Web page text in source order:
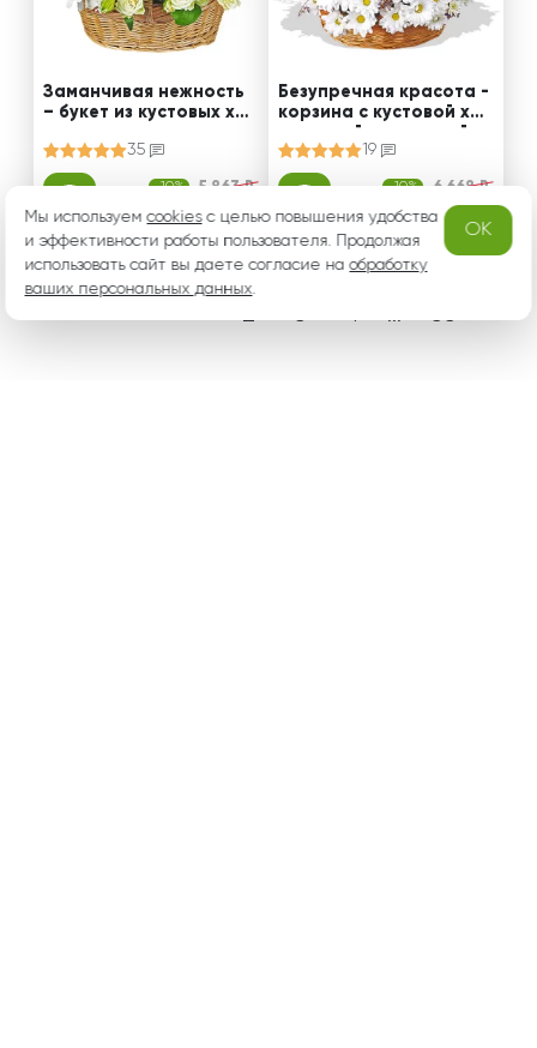
Заманчивая нежность
– букет из кустовых хри
ерий и эустом
35
-10% 5 863 ₽
от 5 276 ₽
Безупречная красота -
корзина с кустовой хри
зантемой и статицей
19
-10% 6 668 ₽
от 6 001 ₽
Мы используемcookiesс целью повышения удобства
и эффективности работы пользователя. Продолжая
использовать сайт вы даете согласие наобработку
ваших персональных данных.
OK